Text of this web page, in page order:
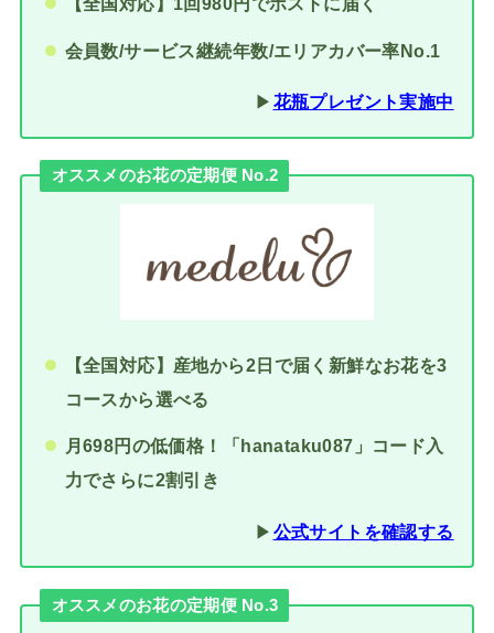
会員数/サービス継続年数/エリアカバー率No.1
▶︎ 花瓶プレゼント実施中
オススメのお花の定期便 No.2
【全国対応】産地から2日で届く新鮮なお花を3
コースから選べる
月698円の低価格！「hanataku087」コード入
力でさらに2割引き
▶︎ 公式サイトを確認する
オススメのお花の定期便 No.3